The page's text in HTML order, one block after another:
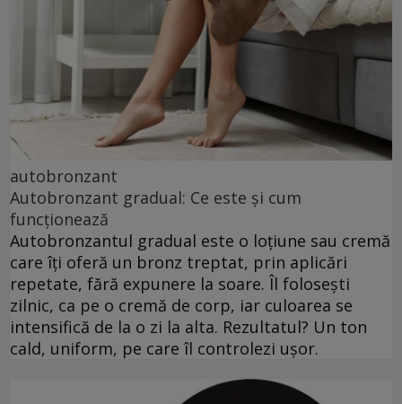
autobronzant
Autobronzant gradual: Ce este și cum
funcționează
Autobronzantul gradual este o loțiune sau cremă
care îți oferă un bronz treptat, prin aplicări
repetate, fără expunere la soare. Îl folosești
zilnic, ca pe o cremă de corp, iar culoarea se
intensifică de la o zi la alta. Rezultatul? Un ton
cald, uniform, pe care îl controlezi ușor.